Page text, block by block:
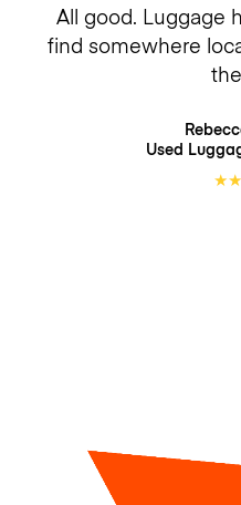
All good. Luggage
find somewhere
Used
★★